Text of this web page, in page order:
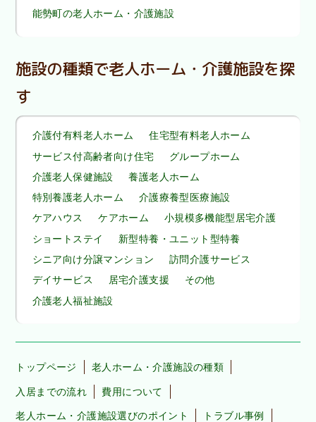
能勢町の老人ホーム・介護施設
施設の種類で老人ホーム・介護施設を探
す
介護付有料老人ホーム
住宅型有料老人ホーム
サービス付高齢者向け住宅
グループホーム
介護老人保健施設
養護老人ホーム
特別養護老人ホーム
介護療養型医療施設
ケアハウス
ケアホーム
小規模多機能型居宅介護
ショートステイ
新型特養・ユニット型特養
シニア向け分譲マンション
訪問介護サービス
デイサービス
居宅介護支援
その他
介護老人福祉施設
トップページ 老人ホーム・介護施設の種類
入居までの流れ 費用について
老人ホーム・介護施設選びのポイント トラブル事例